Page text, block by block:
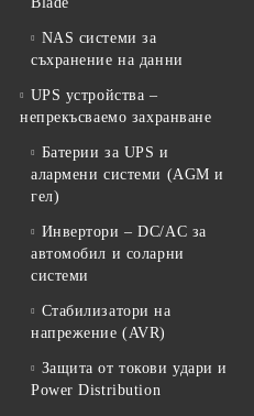
NAS системи за
съхранение на данни
UPS устройства –
непрекъсваемо захранване
Батерии за UPS и
алармени системи (AGM и
гел)
Инвертори – DC/AC за
автомобил и соларни
системи
Стабилизатори на
напрежение (AVR)
Защита от токови удари и
Power Distribution